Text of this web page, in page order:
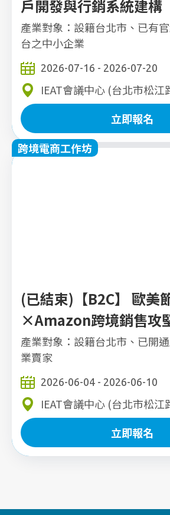
戶開發與行銷系統建構
產業對象：設籍台北市、已有
台之中小企業
2026-07-16 - 2026-07-20
IEAT會議中心 (台北市松江
立即報名
立即報名
跨境電商工作坊
(已結束)【B2C】 歐美
×Amazon跨境銷售攻
產業對象：設籍台北市、已開
業賣家
2026-06-04 - 2026-06-10
IEAT會議中心 (台北市松江
立即報名